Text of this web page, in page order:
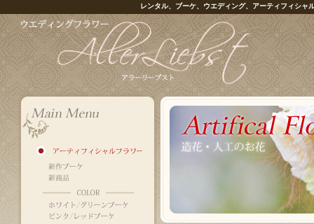
レンタル、ブーケ、ウエディング、アーティフィシャ